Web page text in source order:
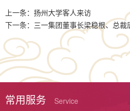
上一条： 扬州大学客人来访
下一条： 三一集团董事长梁稳根、总裁
常用服务 Service